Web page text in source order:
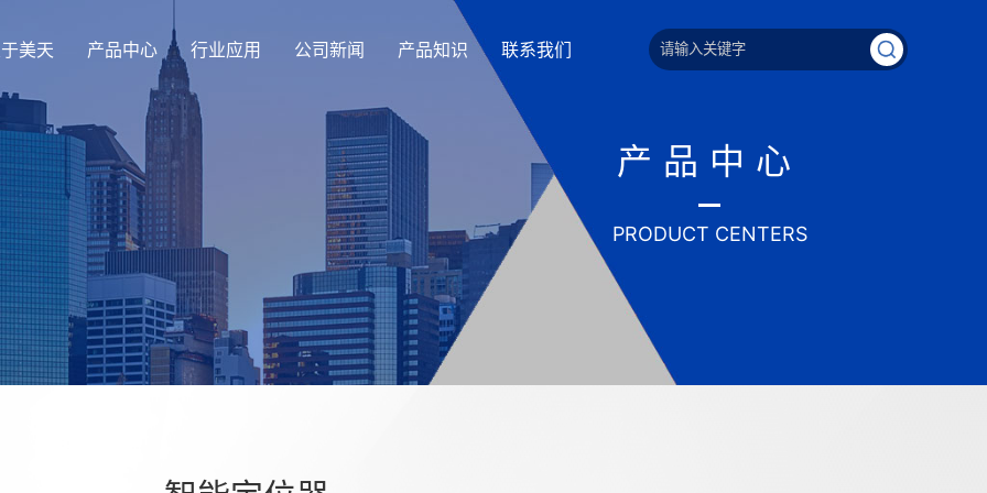
美天 产品中心 行业应用 公司新闻 产品知识 联系我们
产品中心
PRODUCT CENTERS